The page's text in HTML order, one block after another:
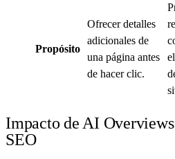
Propósito
Ofrecer detalles
adicionales de
una página antes
de hacer clic.
Impacto de AI
SEO